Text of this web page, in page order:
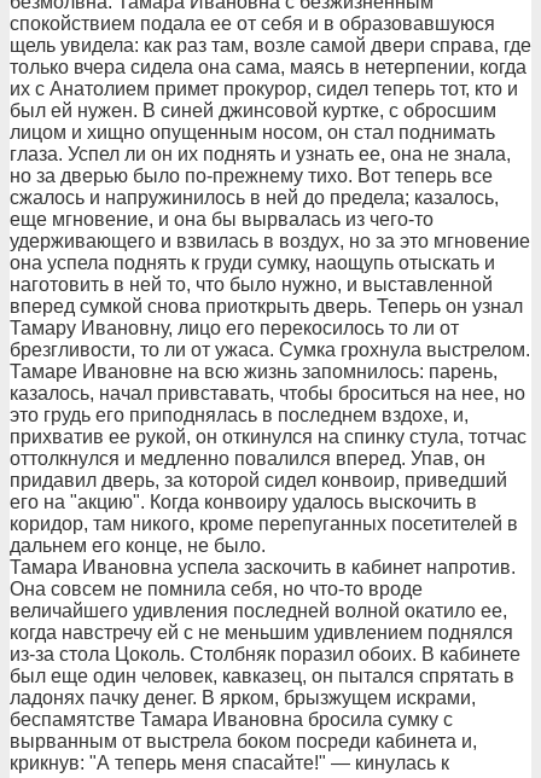
спокойствием подала ее от себя и в образовавшуюся
щель увидела: как раз там, возле самой двери справа, где
только вчера сидела она сама, маясь в нетерпении, когда
их с Анатолием примет прокурор, сидел теперь тот, кто и
был ей нужен. В синей джинсовой куртке, с обросшим
лицом и хищно опущенным носом, он стал поднимать
глаза. Успел ли он их поднять и узнать ее, она не знала,
но за дверью было по-прежнему тихо. Вот теперь все
сжалось и напружинилось в ней до предела; казалось,
еще мгновение, и она бы вырвалась из чего-то
удерживающего и взвилась в воздух, но за это мгновение
она успела поднять к груди сумку, наощупь отыскать и
наготовить в ней то, что было нужно, и выставленной
вперед сумкой снова приоткрыть дверь. Теперь он узнал
Тамару Ивановну, лицо его перекосилось то ли от
брезгливости, то ли от ужаса. Сумка грохнула выстрелом.
Тамаре Ивановне на всю жизнь запомнилось: парень,
казалось, начал привставать, чтобы броситься на нее, но
это грудь его приподнялась в последнем вздохе, и,
прихватив ее рукой, он откинулся на спинку стула, тотчас
оттолкнулся и медленно повалился вперед. Упав, он
придавил дверь, за которой сидел конвоир, приведший
его на "акцию". Когда конвоиру удалось выскочить в
коридор, там никого, кроме перепуганных посетителей в
дальнем его конце, не было.
Тамара Ивановна успела заскочить в кабинет напротив.
Она совсем не помнила себя, но что-то вроде
величайшего удивления последней волной окатило ее,
когда навстречу ей с не меньшим удивлением поднялся
из-за стола Цоколь. Столбняк поразил обоих. В кабинете
был еще один человек, кавказец, он пытался спрятать в
ладонях пачку денег. В ярком, брызжущем искрами,
беспамятстве Тамара Ивановна бросила сумку с
вырванным от выстрела боком посреди кабинета и,
крикнув: "А теперь меня спасайте!" — кинулась к